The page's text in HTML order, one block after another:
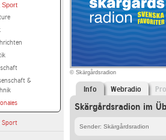
Sport
&
Sport
© Skärgårdsradion
Info Webradio
Skärgårdsradion im
Sender: Skärgårdsradion